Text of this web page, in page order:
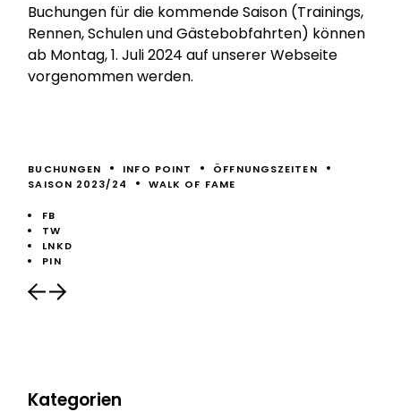
Buchungen für die kommende Saison (Trainings,
Rennen, Schulen und Gästebobfahrten) können
ab Montag, 1. Juli 2024 auf unserer Webseite
vorgenommen werden.
BUCHUNGEN INFO POINT
ÖFFNUNGSZEITEN
SAISON 2023/24
WALK OF FAME
FB
TW
LNKD
PIN
Kategorien